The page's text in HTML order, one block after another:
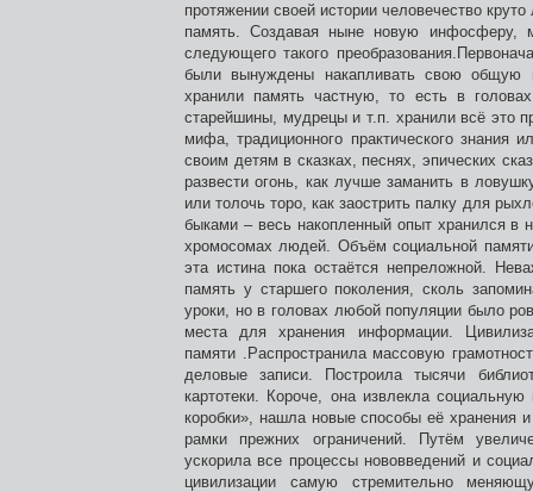
протяжении своей истории человечество
память. Создавая ныне новую инфосферу,
следующего такого
были вынуждены накапливать свою общую
хранили память частную, то есть в
старейшины, мудрецы и т.п. хранили всё это
мифа, традиционного практического знания
своим детям в сказках, песнях, эпических
развести огонь, как лучше заманить в
или толочь торо, как заострить палку для
быками – весь накопленный опыт хранился в
хромосомах людей. Объём социальной
эта истина пока остаётся непреложной.
память у старшего поколения, сколь
уроки, но в головах любой популяции было
места для хранения информации.
памяти .Распространила массовую
деловые записи. Построила тысячи
картотеки. Короче, она извлекла
коробки», нашла новые способы её хранения
рамки прежних ограничений. Путём
ускорила все процессы нововведений и
цивилизации самую стремительно